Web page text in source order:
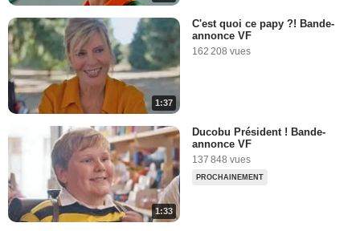
1:37
C'est quoi ce papy ?! Bande-
annonce VF
162 208 vues
1:33
Ducobu Président ! Bande-
annonce VF
137 848 vues
PROCHAINEMENT